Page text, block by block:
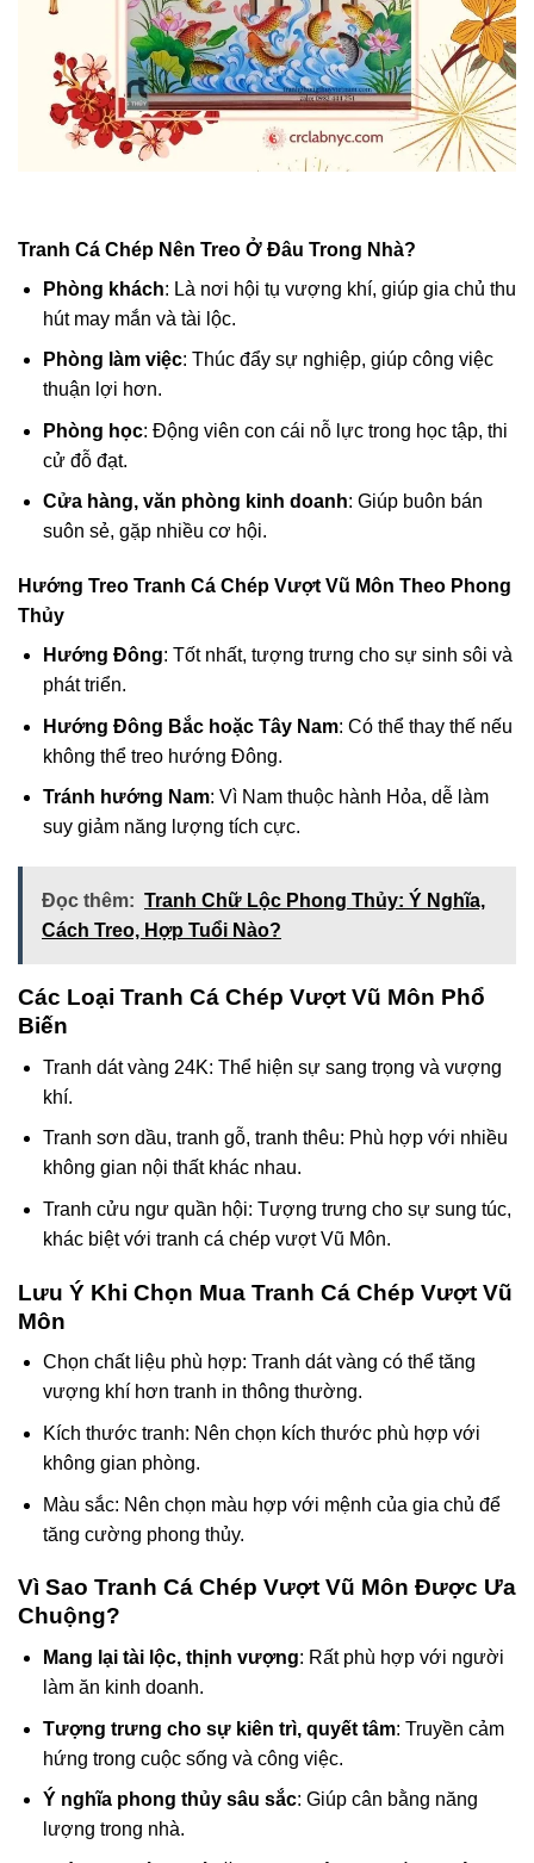
Tranh Cá Chép Nên Treo Ở Đâu Trong Nhà?
Phòng khách: Là nơi hội tụ vượng khí, giúp gia chủ thu
hút may mắn và tài lộc.
Phòng làm việc: Thúc đẩy sự nghiệp, giúp công việc
thuận lợi hơn.
Phòng học: Động viên con cái nỗ lực trong học tập, thi
cử đỗ đạt.
Cửa hàng, văn phòng kinh doanh: Giúp buôn bán
suôn sẻ, gặp nhiều cơ hội.
Hướng Treo Tranh Cá Chép Vượt Vũ Môn Theo Phong
Thủy
Hướng Đông: Tốt nhất, tượng trưng cho sự sinh sôi và
phát triển.
Hướng Đông Bắc hoặc Tây Nam: Có thể thay thế nếu
không thể treo hướng Đông.
Tránh hướng Nam: Vì Nam thuộc hành Hỏa, dễ làm
suy giảm năng lượng tích cực.
Đọc thêm: Tranh Chữ Lộc Phong Thủy: Ý Nghĩa,
Cách Treo, Hợp Tuổi Nào?
Các Loại Tranh Cá Chép Vượt Vũ Môn Phổ
Biến
Tranh dát vàng 24K: Thể hiện sự sang trọng và vượng
khí.
Tranh sơn dầu, tranh gỗ, tranh thêu: Phù hợp với nhiều
không gian nội thất khác nhau.
Tranh cửu ngư quần hội: Tượng trưng cho sự sung túc,
khác biệt với tranh cá chép vượt Vũ Môn.
Lưu Ý Khi Chọn Mua Tranh Cá Chép Vượt Vũ
Môn
Chọn chất liệu phù hợp: Tranh dát vàng có thể tăng
vượng khí hơn tranh in thông thường.
Kích thước tranh: Nên chọn kích thước phù hợp với
không gian phòng.
Màu sắc: Nên chọn màu hợp với mệnh của gia chủ để
tăng cường phong thủy.
Vì Sao Tranh Cá Chép Vượt Vũ Môn Được Ưa
Chuộng?
Mang lại tài lộc, thịnh vượng: Rất phù hợp với người
làm ăn kinh doanh.
Tượng trưng cho sự kiên trì, quyết tâm: Truyền cảm
hứng trong cuộc sống và công việc.
Ý nghĩa phong thủy sâu sắc: Giúp cân bằng năng
lượng trong nhà.